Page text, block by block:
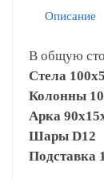
Описание
В общую
Cтела
Колонны
Арка
Шары D12
Подставка